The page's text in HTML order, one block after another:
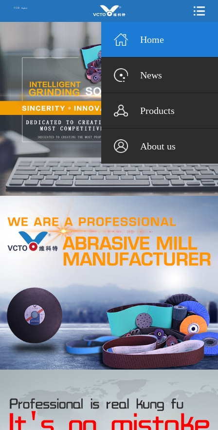
中文版 English
Home
News
Products
About us